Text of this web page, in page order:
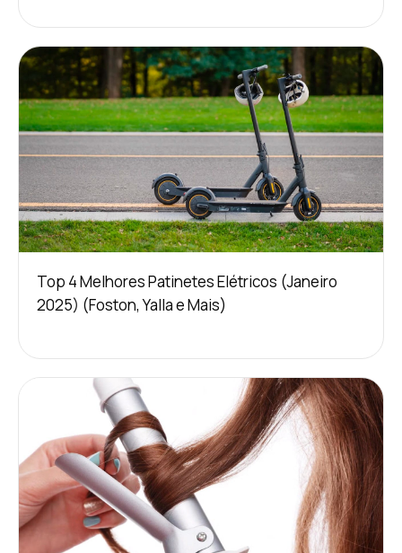
Top 4 Melhores Patinetes Elétricos (Janeiro
2025) (Foston, Yalla e Mais)